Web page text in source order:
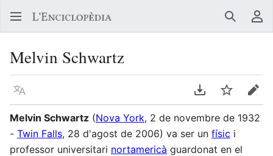
Buscar
Melvin Schwartz
Llegir en un atre idioma Descarregar en
Vigilar
Melvin Schwartz (Nova York, 2 de novembre de 1932
- Twin Falls, 28 d'agost de 2006) va ser un físic i
professor universitari nortamericà guardonat en el